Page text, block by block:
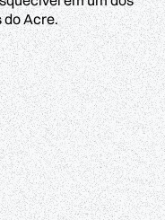
do Acre.